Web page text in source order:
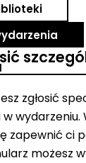
zgłosić
wydarzeniu.
zapewnić ci
możesz